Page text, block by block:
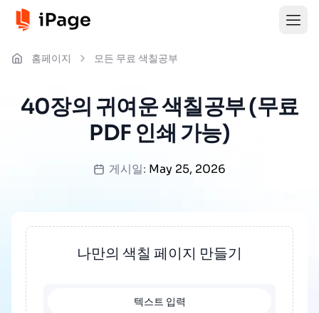
홈페이지 모든 무료 색칠공부
40장의 귀여운 색칠공부 (무료
PDF 인쇄 가능)
게시일: May 25, 2026
나만의 색칠 페이지 만들기
텍스트 입력